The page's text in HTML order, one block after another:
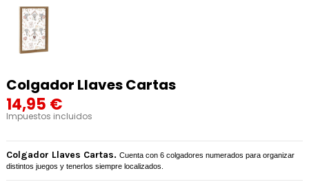
Colgador Llaves Cartas
14,95 €
Impuestos incluidos
Colgador Llaves Cartas. Cuenta con 6 colgadores numerados para organizar
distintos juegos y tenerlos siempre localizados.